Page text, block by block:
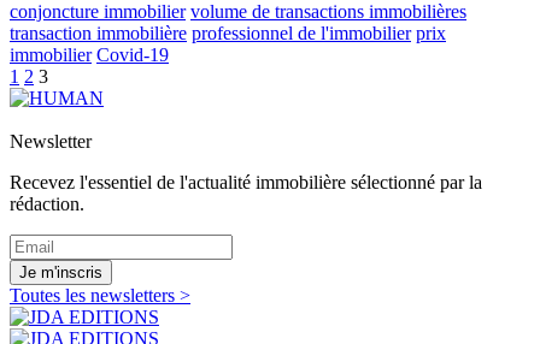
conjoncture immobilier volume de transactions immobilières
transaction immobilière professionnel de l'immobilier prix
immobilier Covid-19
1 2 3
Newsletter
Recevez l'essentiel de l'actualité immobilière sélectionné par la
rédaction.
Je m'inscris
Toutes les newsletters >